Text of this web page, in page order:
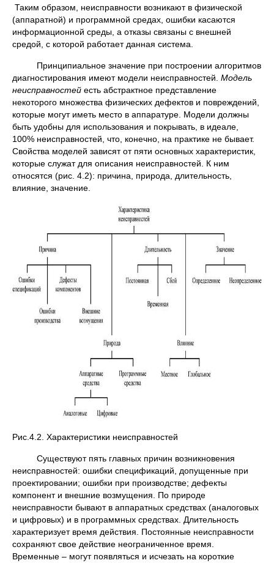
Таким образом, неисправности возникают в физической
(аппаратной) и программной средах, ошибки касаются
информационной среды, а отказы связаны с внешней
средой, с которой работает данная система.
Принципиальное значение при построении алгоритмов
диагностирования имеют модели неисправностей. Модель
неисправностей есть абстрактное представление
некоторого множества физических дефектов и повреждений,
которые могут иметь место в аппаратуре. Модели должны
быть удобны для использования и покрывать, в идеале,
100% неисправностей, что, конечно, на практике не бывает.
Свойства моделей зависят от пяти основных характеристик,
которые служат для описания неисправностей. К ним
относятся (рис. 4.2): причина, природа, длительность,
влияние, значение.
Рис.4.2. Характеристики неисправностей
Существуют пять главных причин возникновения
неисправностей: ошибки спецификаций, допущенные при
проектировании; ошибки при производстве; дефекты
компонент и внешние возмущения. По природе
неисправности бывают в аппаратных средствах (аналоговых
и цифровых) и в программных средствах. Длительность
характеризует время действия. Постоянные неисправности
сохраняют свое действие неограниченное время.
Временные – могут появляться и исчезать на короткие